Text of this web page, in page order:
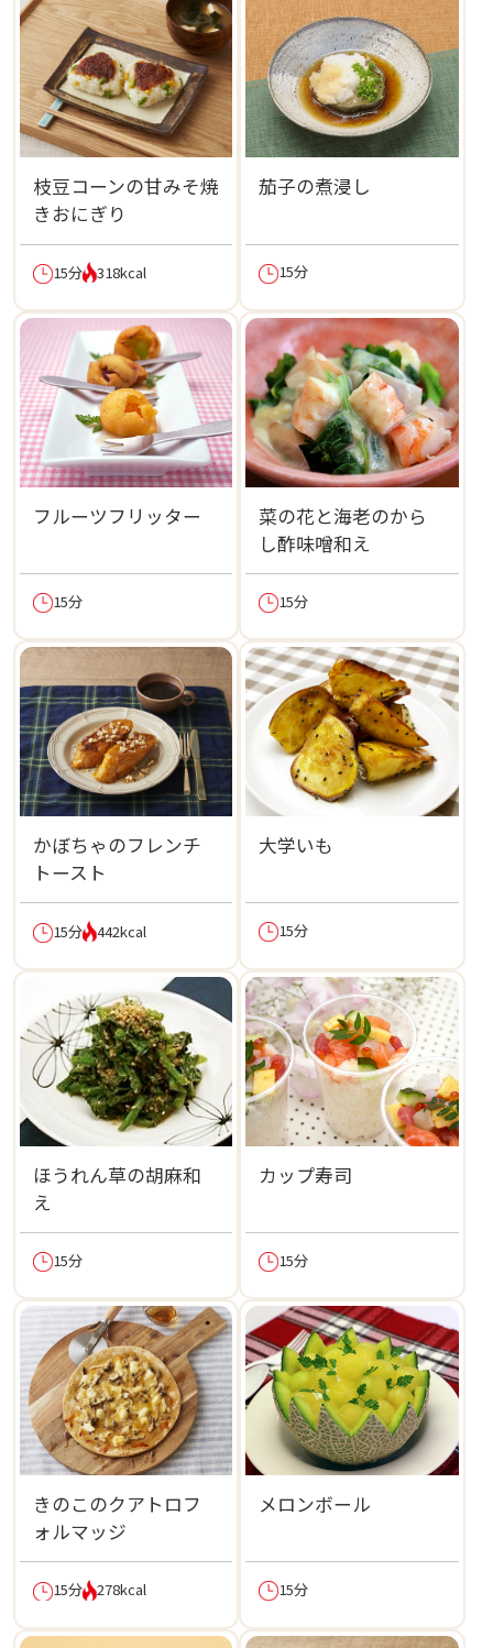
枝豆コーンの甘みそ焼
きおにぎり
15分 318kcal
茄子の煮浸し
15分
フルーツフリッター
15分
菜の花と海老のから
し酢味噌和え
15分
かぼちゃのフレンチ
トースト
15分 442kcal
大学いも
15分
ほうれん草の胡麻和
え
15分
カップ寿司
15分
きのこのクアトロフ
ォルマッジ
15分 278kcal
メロンボール
15分